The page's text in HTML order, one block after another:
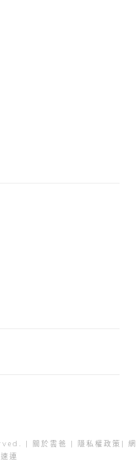
| 關於雲爸 | 隱私權政策 | 網
連